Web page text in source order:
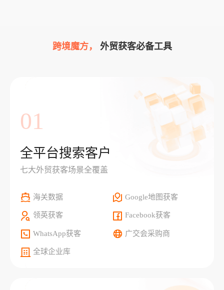
跨境魔方， 外贸获客必备工具
01
全平台搜索客户
七大外贸获客场景全覆盖
海关数据 Google地图获客
领英获客 Facebook获客
WhatsApp获客 广交会采购商
全球企业库